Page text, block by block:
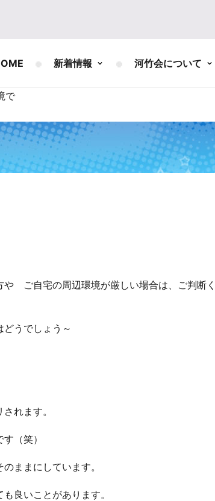
新着情報 河竹会について
で
ご自宅の周辺環境が厳しい場合は、ご判断く
うでしょう～
れます。
（笑）
まにしています。
良いことがあります。